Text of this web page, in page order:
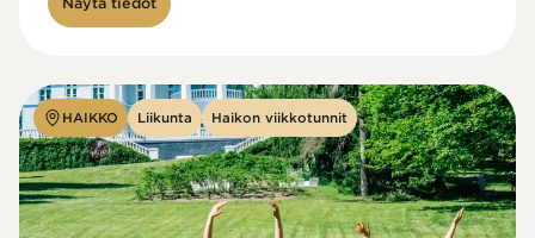
HAIKKO Liikunta Haikon viikkotunnit